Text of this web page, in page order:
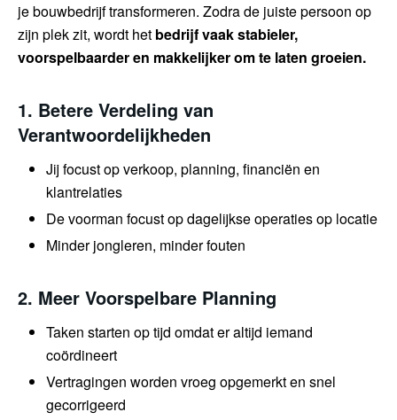
je bouwbedrijf transformeren. Zodra de juiste persoon op
zijn plek zit, wordt het bedrijf vaak stabieler,
voorspelbaarder en makkelijker om te laten groeien.
1. Betere Verdeling van
Verantwoordelijkheden
Jij focust op verkoop, planning, financiën en
klantrelaties
De voorman focust op dagelijkse operaties op locatie
Minder jongleren, minder fouten
2. Meer Voorspelbare Planning
Taken starten op tijd omdat er altijd iemand
coördineert
Vertragingen worden vroeg opgemerkt en snel
gecorrigeerd